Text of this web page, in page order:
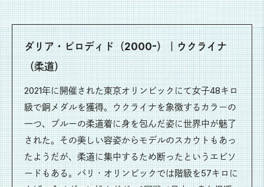
ダリア・ビロディド（2000-）｜ウクライナ
（柔道）
2021年に開催された東京オリンピックにて女子48キロ
級で銅メダルを獲得。ウクライナを象徴するカラーの
一つ、ブルーの柔道着に身を包んだ姿に世界中が魅了
された。その美しい容姿からモデルのスカウトもあっ
たようだが、柔道に集中するため断ったというエピソ
ードもある。パリ・オリンピックでは階級を57キロに